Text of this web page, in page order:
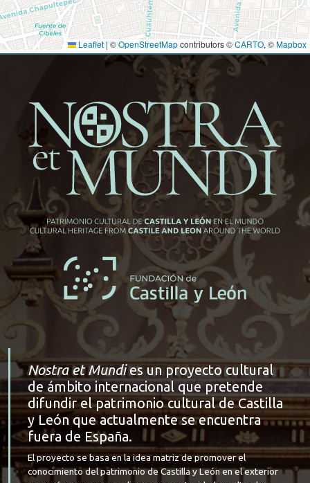
Leaflet|©OpenStreetMapcontributors ©CARTO, ©Mapbox
Nostra et Mundies un proyecto cultural
de ámbito internacional que pretende
difundir el patrimonio cultural de Castilla
y León que actualmente se encuentra
fuera de España.
El proyecto se basa en la idea matriz de promover el
conocimiento del patrimonio de Castilla y León en el exterior